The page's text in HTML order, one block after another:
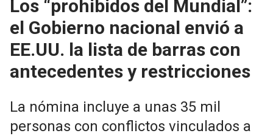
Los “prohibidos del Mundial”:
el Gobierno nacional envió a
EE.UU. la lista de barras con
antecedentes y restricciones
La nómina incluye a unas 35 mil
personas con conflictos vinculados a